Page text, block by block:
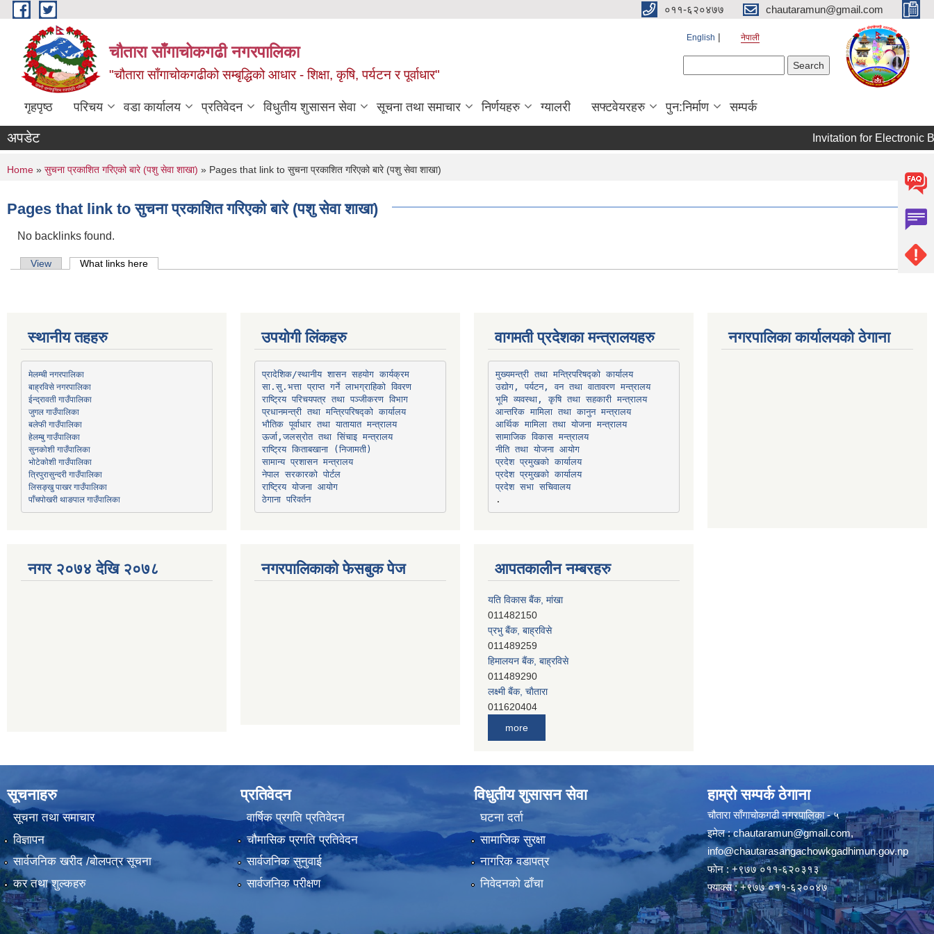
Skip to main content ०११-६२०४७७ chautaramun@gmail.com
चौतारा साँगाचोकगढी नगरपालिका
"चौतारा साँगाचोकगढीको सम्बृद्धिको आधार - शिक्षा, कृषि, पर्यटन र पूर्वाधार"
English नेपाली
गृहपृष्ठ परिचय वडा कार्यालय प्रतिवेदन विधुतीय शुसासन सेवा सूचना तथा समाचार निर्णयहरु ग्यालरी सफ्टवेयरहरु पुन:निर्माण सम्पर्क
अपडेट Invitation for Electronic Bid
You are here
Home » सुचना प्रकाशित गरिएको बारे (पशु सेवा शाखा) » Pages that link to सुचना प्रकाशित गरिएको बारे (पशु सेवा शाखा)
Pages that link to सुचना प्रकाशित गरिएको बारे (पशु सेवा शाखा)
No backlinks found.
Primary tabs
View What links here
स्थानीय तहहरु
मेलम्ची नगरपालिका
बाह्रविसे नगरपालिका
ईन्द्रावती गाउँपालिका
जुगल गाउँपालिका
बलेफी गाउँपालिका
हेलम्बु गाउँपालिका
सुनकोशी गाउँपालिका
भोटेकोशी गाउँपालिका
त्रिपुरासुन्दरी गाउँपालिका
लिसङ्खु पाखर गाउँपालिका
पाँचपोखरी थाङपाल गाउँपालिका
नगर २०७४ देखि २०७८
उपयोगी लिंकहरु
प्रादेशिक/स्थानीय शासन सहयोग कार्यक्रम
सा.सु.भत्ता प्राप्त गर्ने लाभग्राहिको विवरण
राष्ट्रिय परिचयपत्र तथा पञ्‍जीकरण विभाग
प्रधानमन्त्री तथा मन्त्रिपरिषद्को कार्यालय
भौतिक पूर्वाधार तथा यातायात मन्त्रालय
ऊर्जा,जलस्रोत तथा सिंचाइ मन्त्रालय
सामान्य प्रशासन मन्त्रालय
नेपाल सरकारको पोर्टल
राष्ट्रिय योजना आयोग
ठेगाना परिवर्तन
नगरपालिकाको फेसबुक पेज
वागमती प्रदेशका मन्त्रालयहरु
मुख्यमन्त्री तथा मन्त्रिपरिषद्को कार्यालय
उद्योग, पर्यटन, वन तथा वातावरण मन्त्रालय
भूमि व्यवस्था, कृषि तथा सहकारी मन्त्रालय
आन्तरिक मामिला तथा कानुन मन्त्रालय
आर्थिक मामिला तथा योजना मन्त्रालय
सामाजिक विकास मन्त्रालय
नीति तथा योजना आयोग
प्रदेश प्रमुखको कार्यालय
प्रदेश प्रमुखको कार्यालय
प्रदेश सभा सचिवालय
आपतकालीन नम्बरहरु
यति विकास बैंक, मांखा
011482150
प्रभु बैंक, बाह्रविसे
011489259
हिमालयन बैंक, बाह्रविसे
011489290
लक्ष्मी बैंक, चाैतारा
011620404
011620406
देव विकास बैंक, बाह्रविसे
011401005
देव विकास बैंक, जलविरे
011403051
सिभिल बैंक, मेलम्ची
011401055
नेपाल क्रेडिट एण्ड कमर्स बैंक, चाैतारा
011620402
more
नगरपालिका कार्यालयको ठेगाना
सूचनाहरु
सूचना तथा समाचार
विज्ञापन
सार्वजनिक खरीद /बोलपत्र सूचना
कर तथा शुल्कहरु
प्रतिवेदन
वार्षिक प्रगति प्रतिवेदन
चौमासिक प्रगति प्रतिवेदन
सार्वजनिक सुनुवाई
सार्वजनिक परीक्षण
विधुतीय शुसासन सेवा
घटना दर्ता
सामाजिक सुरक्षा
नागरिक वडापत्र
निवेदनको ढाँचा
हाम्रो सम्पर्क ठेगाना
चौतारा साँगाचोकगढी नगरपालिका - ५
इमेल :chautaramun@gmail.com,
info@chautarasangachowkgadhimun.gov.np
फोन : +९७७ ०११-६२०३१३
फ्याक्स : +९७७ ०११-६२००४७